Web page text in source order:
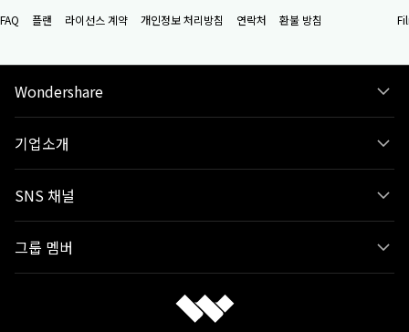
FAQ 플랜 라이선스 계약 개인정보 처리방침 연락처 환불 방침
Wondershare
기업소개
SNS 채널
그룹 멤버